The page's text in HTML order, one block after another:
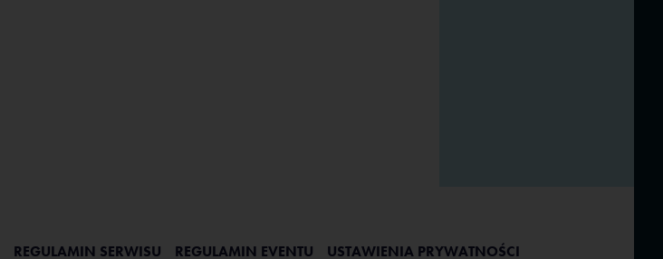
REGULAMIN SERWISU REGULAMIN EVENTU USTAWIENIA PRYWATNOŚCI